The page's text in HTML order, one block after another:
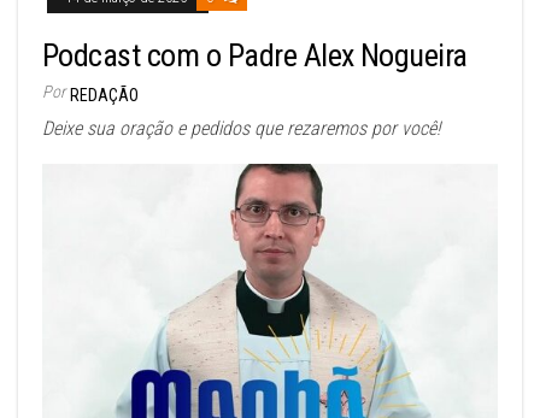
Podcast com o Padre Alex Nogueira
Por REDAÇÃO
Deixe sua oração e pedidos que rezaremos por você!